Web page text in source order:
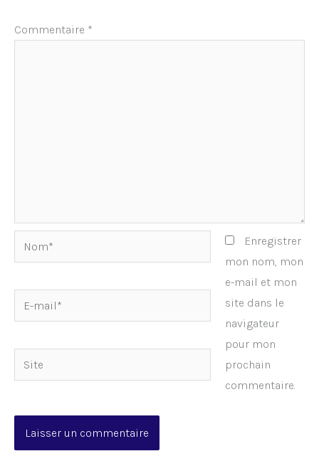
Commentaire *
Nom*
mail*
Site
Enregistrer
mon nom, mon
e-mail et mon
site dans le
navigateur
pour mon
prochain
commentaire.